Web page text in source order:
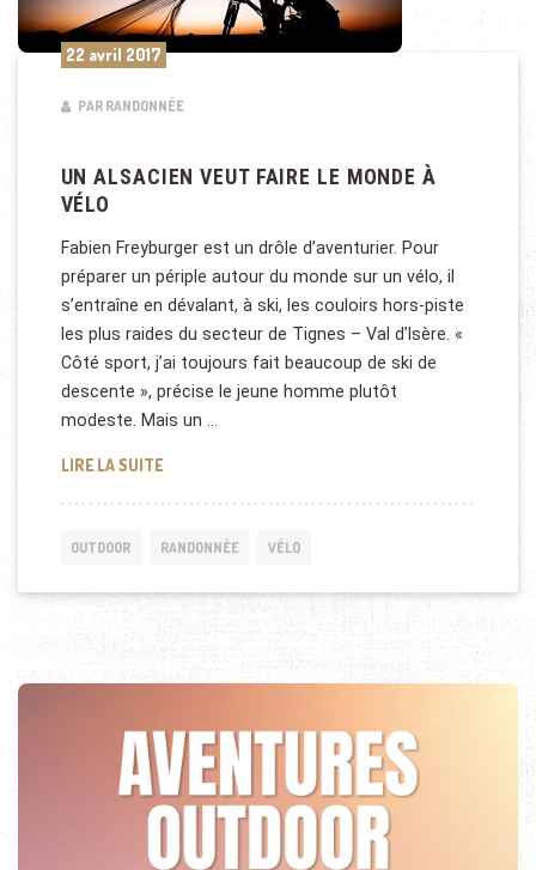
22 avril 2017
PAR RANDONNÉE
UN ALSACIEN VEUT FAIRE LE MONDE À
VÉLO
Fabien Freyburger est un drôle d’aventurier. Pour
préparer un périple autour du monde sur un vélo, il
s’entraîne en dévalant, à ski, les couloirs hors-piste
les plus raides du secteur de Tignes – Val d’Isère. «
Côté sport, j’ai toujours fait beaucoup de ski de
descente », précise le jeune homme plutôt
modeste. Mais un …
LIRE LA SUITEUN ALSACIEN VEUT FAIRE LE MONDE À VÉLO
OUTDOOR RANDONNÉE VÉLO